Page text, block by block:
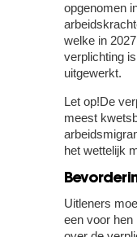
opgenomen
welke in
verplichting
uitgewerkt.
Let op!De
meest
het wettelijk
Uitleners
een voor hen